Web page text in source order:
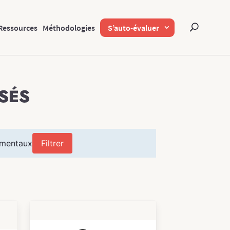
Méthodologies S’auto-évaluer
Filtrer